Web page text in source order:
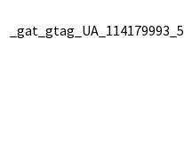
_gat_gtag_UA_114179993_5